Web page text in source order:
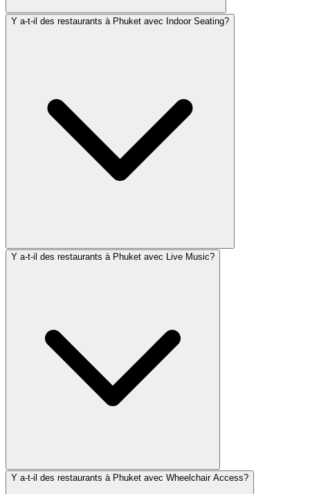
Y a-t-il des restaurants à Phuket avec Indoor Seating?
Y a-t-il des restaurants à Phuket avec Live Music?
Y a-t-il des restaurants à Phuket avec Wheelchair Access?